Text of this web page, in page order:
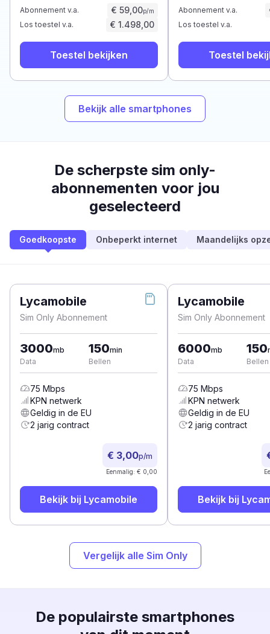
Abonnement v.a. € 59,00p/m
Los toestel v.a. € 1.498,00
Toestel bekijken
Abonnement v.a.
Los toestel v.a.
Toestel
Bekijk alle smartphones
De scherpste sim only-
abonnementen voor jou
geselecteerd
Goedkoopste Onbeperkt internet Maandelijks
Lycamobile
Sim Only Abonnement
3000mb
Data
150min
Bellen
75 Mbps
KPN netwerk
Geldig in de EU
2 jarig contract
€ 3,00p/m
Eenmalig: € 0,00
Bekijk bij Lycamobile
Lycamobile
Sim Only Abonnement
6000mb
Data
150
Bellen
75 Mbps
KPN netwerk
Geldig in de EU
2 jarig contract
Bekijk bij
Vergelijk alle Sim Only
De populairste smartphones